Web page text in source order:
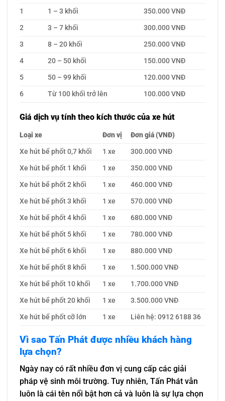
1
1 – 3 khối
350.000 VNĐ
2
3 – 7 khối
300.000 VNĐ
3
8 – 20 khối
250.000 VNĐ
4
20 – 50 khối
150.000 VNĐ
5
50 – 99 khối
120.000 VNĐ
6
Từ 100 khối trở lên 100.000 VNĐ
Giá dịch vụ tính theo kích thước của xe hút
Loại xe Đơn vị
Đơn giá (VNĐ)
Xe hút bể phốt 0,7 khối
1 xe
300.000 VNĐ
Xe hút bể phốt 1 khối
1 xe
350.000 VNĐ
Xe hút bể phốt 2 khối
1 xe
460.000 VNĐ
Xe hút bể phốt 3 khối
1 xe
570.000 VNĐ
Xe hút bể phốt 4 khối
1 xe
680.000 VNĐ
Xe hút bể phốt 5 khối
1 xe
780.000 VNĐ
Xe hút bể phốt 6 khối
1 xe
880.000 VNĐ
Xe hút bể phốt 8 khối
1 xe
1.500.000 VNĐ
Xe hút bể phốt 10 khối
1 xe
1.700.000 VNĐ
Xe hút bể phốt 20 khối
1 xe
3.500.000 VNĐ
Xe hút bể phốt cỡ lớn
1 xe Liên hệ: 0912 6188 36
Vì sao Tấn Phát được nhiều khách hàng
lựa chọn?
Ngày nay có rất nhiều đơn vị cung cấp các giải
pháp vệ sinh môi trường. Tuy nhiên, Tấn Phát vẫn
luôn là cái tên nổi bật hơn cả và luôn là sự lựa chọn